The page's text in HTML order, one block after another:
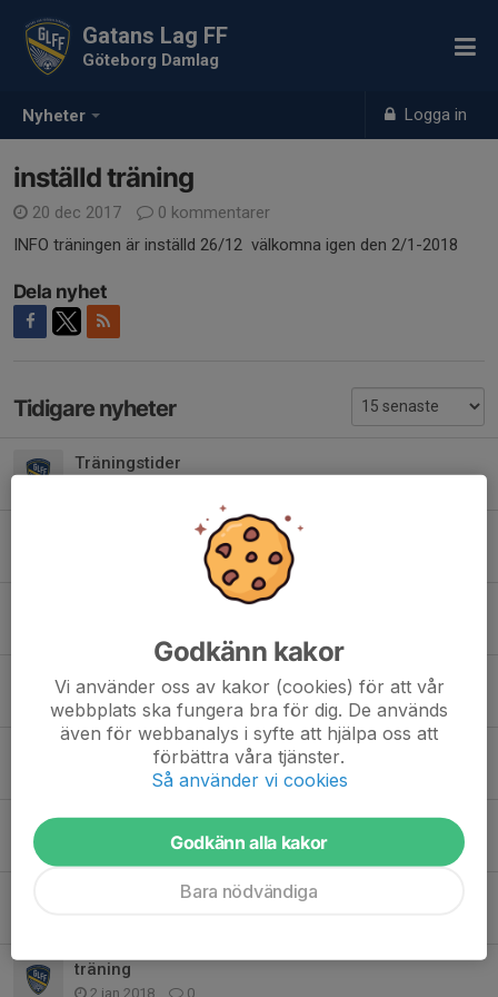
Nyheter Logga in
Gatans Lag FF
Göteborg Damlag
inställd träning
20 dec 2017
0 kommentarer
INFO träningen är inställd 26/12 välkomna igen den 2/1-2018
Dela nyhet
Tidigare nyheter
Träningstider
Inomhusträning Söndagar
11 okt 2019 0
Träning inställd lördag 31/3
27 mar 2018 0
träningen ändrad
27 mar 2018 0
ändrad dag för träning
träning
2 jan 2018 0
Godkänn kakor
Vi använder oss av kakor (cookies) för att vår
webbplats ska fungera bra för dig. De används
även för webbanalys i syfte att hjälpa oss att
förbättra våra tjänster.
Så använder vi cookies
Godkänn alla kakor
Bara nödvändiga